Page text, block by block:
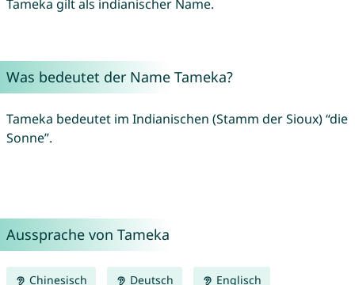
Tameka gilt als indianischer Name.
Was bedeutet der Name Tameka?
Tameka bedeutet im Indianischen (Stamm der Sioux) “die
Sonne”.
Aussprache von Tameka
Chinesisch Deutsch Englisch